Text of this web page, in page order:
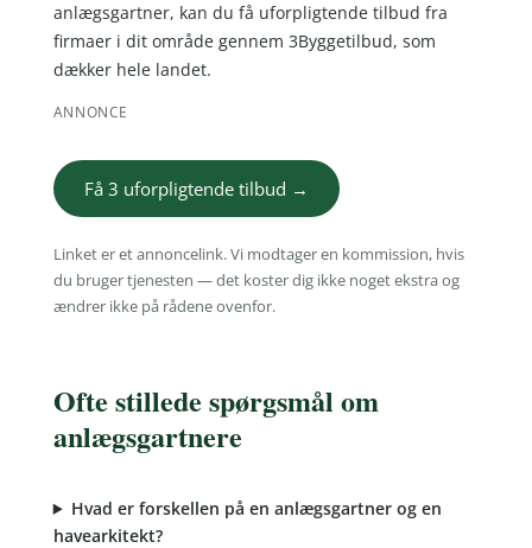
anlægsgartner, kan du få uforpligtende tilbud fra
firmaer i dit område gennem 3Byggetilbud, som
dækker hele landet.
ANNONCE
Få 3 uforpligtende tilbud →
Linket er et annoncelink. Vi modtager en kommission, hvis
du bruger tjenesten — det koster dig ikke noget ekstra og
ændrer ikke på rådene ovenfor.
Ofte stillede spørgsmål om
anlægsgartnere
Hvad er forskellen på en anlægsgartner og en
havearkitekt?